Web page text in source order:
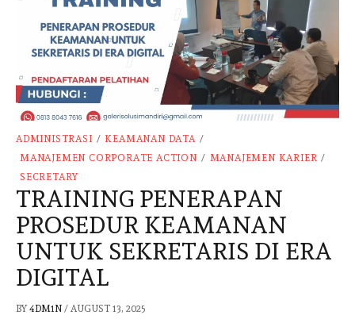
ADMINISTRASI / KEAMANAN DATA /
MANAJEMEN CORPORATE ACTION / MANAJEMEN KARIER /
SECRETARY
TRAINING PENERAPAN
PROSEDUR KEAMANAN
UNTUK SEKRETARIS DI ERA
DIGITAL
BY 4DM1N / AUGUST 13, 2025